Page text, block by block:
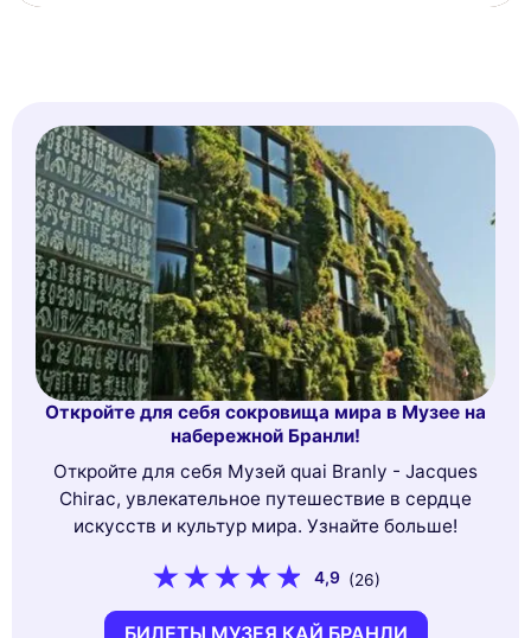
Откройте для себя сокровища мира в Музее на
набережной Бранли!
Откройте для себя Музей quai Branly - Jacques
Chirac, увлекательное путешествие в сердце
искусств и культур мира. Узнайте больше!
4,9 (26)
БИЛЕТЫ МУЗЕЯ КАЙ БРАНЛИ